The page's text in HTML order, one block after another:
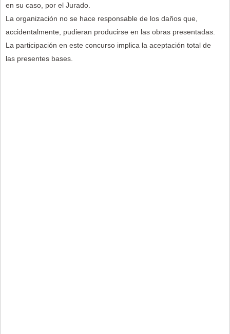
en su caso, por el Jurado.
La organización no se hace responsable de los daños que,
accidentalmente, pudieran producirse en las obras presentadas.
La participación en este concurso implica la aceptación total de
las presentes bases.